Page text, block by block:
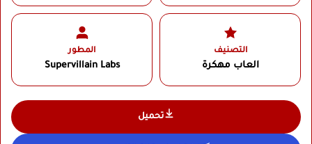
التصنيف
العاب مهكرة
المطور
Supervillain Labs‏
تحميل